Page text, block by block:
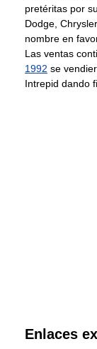
pretéritas por
Dodge,
nombre en
Las ventas
1992 se
Intrepid dando
Enlaces